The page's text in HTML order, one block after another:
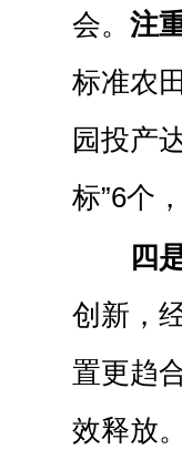
会。 注
标准农
园投产
标”6个
四
创新，
置更趋
效释放